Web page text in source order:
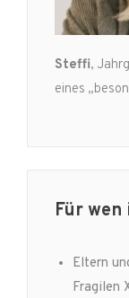
Steffi,
eines
Für
Eltern
Fragilen